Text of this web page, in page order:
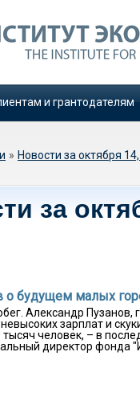
и грантодателям
» Новости за октября
за
о будущем малых
Александр
зарплат и
человек, – в
директор фонда